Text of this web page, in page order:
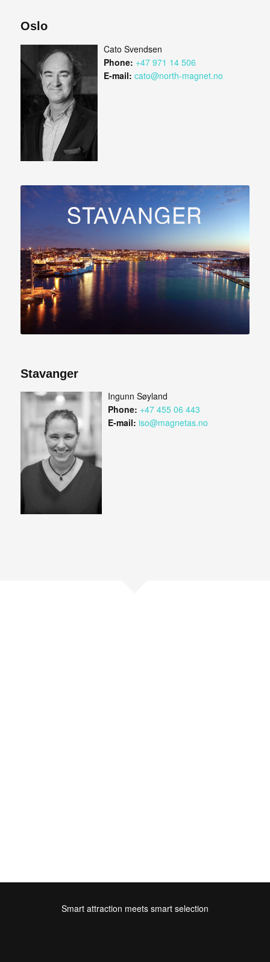
Oslo
Cato Svendsen
Phone: +47 971 14 506
E-mail: cato@north-magnet.no
Stavanger
Ingunn Søyland
Phone: +47 455 06 443
E-mail: iso@magnetas.no
Smart attraction meets smart selection